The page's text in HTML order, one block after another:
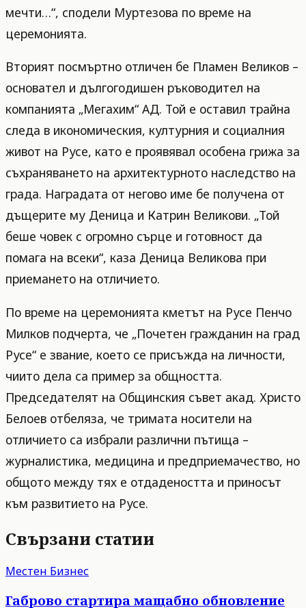
мечти…“, сподели Муртезова по време на
церемонията.
Вторият посмъртно отличен бе Пламен Великов –
основател и дългогодишен ръководител на
компанията „Мегахим“ АД. Той е оставил трайна
следа в икономическия, културния и социалния
живот на Русе, като е проявявал особена грижа за
съхраняването на архитектурното наследство на
града. Наградата от негово име бе получена от
дъщерите му Деница и Катрин Великови. „Той
беше човек с огромно сърце и готовност да
помага на всеки“, каза Деница Великова при
приемането на отличието.
По време на церемонията кметът на Русе Пенчо
Милков подчерта, че „Почетен гражданин на град
Русе“ е звание, което се присъжда на личности,
чиито дела са пример за общността.
Председателят на Общинския съвет акад. Христо
Белоев отбеляза, че тримата носители на
отличието са избрали различни пътища –
журналистика, медицина и предприемачество, но
общото между тях е отдадеността и приносът
към развитието на Русе.
Свързани статии
Местен Бизнес
Габрово стартира мащабно обновление